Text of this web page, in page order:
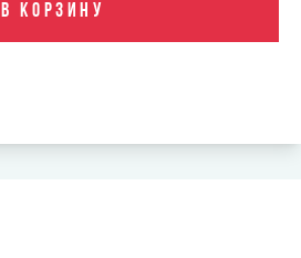
В корзину